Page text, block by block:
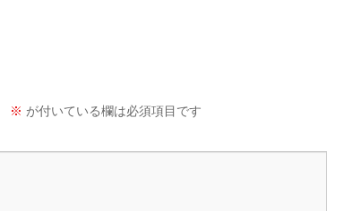
※ が付いている欄は必須項目です